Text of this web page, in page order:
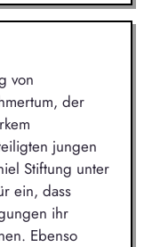
von
der
jungen
Stiftung unter
ein, dass
ihr
Ebenso